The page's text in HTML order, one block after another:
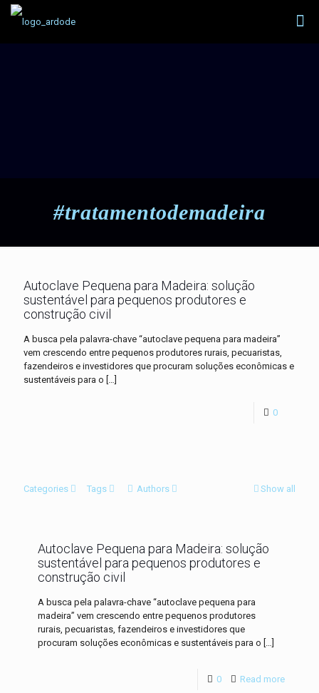
#tratamentodemadeira
Autoclave Pequena para Madeira: solução
sustentável para pequenos produtores e
construção civil
A busca pela palavra-chave “autoclave pequena para madeira”
vem crescendo entre pequenos produtores rurais, pecuaristas,
fazendeiros e investidores que procuram soluções econômicas e
sustentáveis para o […]
0
Categories Tags Authors Show all
Autoclave Pequena para Madeira: solução
sustentável para pequenos produtores e
construção civil
A busca pela palavra-chave “autoclave pequena para
madeira” vem crescendo entre pequenos produtores
rurais, pecuaristas, fazendeiros e investidores que
procuram soluções econômicas e sustentáveis para o […]
0 Read more